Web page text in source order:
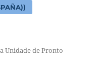
Unidade de Pronto